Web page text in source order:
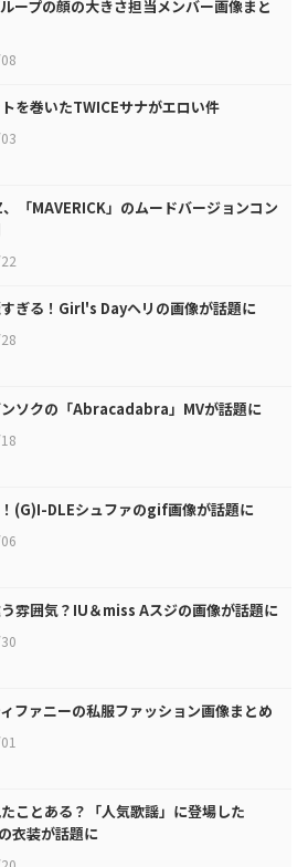
ープの顔の大きさ担当メンバー画像まと
を巻いたTWICEサナがエロい件
「MAVERICK」のムードバージョンコン
ぎる！Girl's Dayヘリの画像が話題に
ソクの「Abracadabra」MVが話題に
(G)I-DLEシュファのgif画像が話題に
雰囲気？IU＆miss Aスジの画像が話題に
ファニーの私服ファッション画像まとめ
ことある？「人気歌謡」に登場した
衣装が話題に